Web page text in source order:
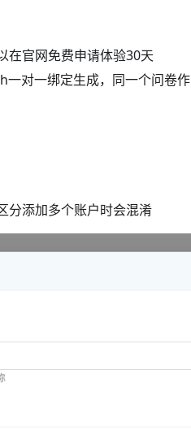
在官网免费申请体验30天
对一绑定生成，同一个问卷
分添加多个账户时会混淆